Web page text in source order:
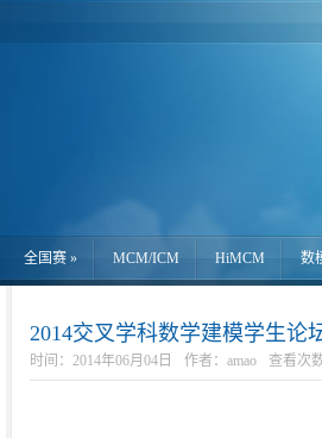
全国赛 » MCM/ICM HiMCM 数
2014交叉学科数学建模学生论
时间：2014年06月04日 作者：amao 查看次